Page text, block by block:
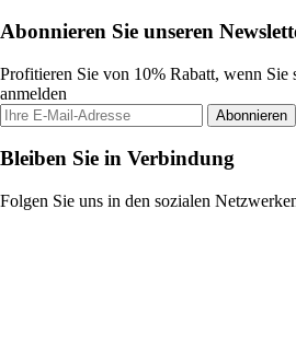
Abonnieren Sie unseren
Profitieren Sie von 10% Rabatt, wenn Sie
anmelden
Abonnieren
Bleiben Sie in Verbindung
Folgen Sie uns in den sozialen